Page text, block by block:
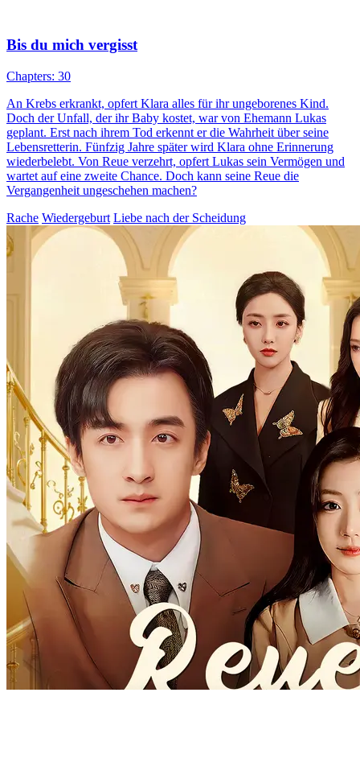
Bis du mich vergisst
Chapters: 30
An Krebs erkrankt, opfert Klara alles für ihr ungeborenes Kind.
Doch der Unfall, der ihr Baby kostet, war von Ehemann Lukas
geplant. Erst nach ihrem Tod erkennt er die Wahrheit über seine
Lebensretterin. Fünfzig Jahre später wird Klara ohne Erinnerung
wiederbelebt. Von Reue verzehrt, opfert Lukas sein Vermögen und
wartet auf eine zweite Chance. Doch kann seine Reue die
Vergangenheit ungeschehen machen?
Rache Wiedergeburt Liebe nach der Scheidung